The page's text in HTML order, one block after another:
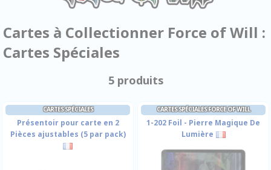
Cartes à Collectionner Force of Will :
Cartes Spéciales
5 produits
CARTES SPÉCIALES
Présentoir pour carte en 2
Pièces ajustables (5 par pack)
CARTES SPÉCIALES FORCE OF WILL
1-202 Foil - Pierre Magique De
Lumière